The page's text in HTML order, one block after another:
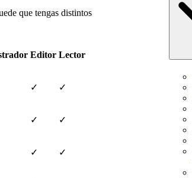
que tengas distintos
Editor Lector
✓ ✓
✓ ✓
✓ ✓